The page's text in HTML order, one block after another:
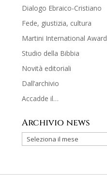
Dialogo Ebraico-Cristiano
Fede, giustizia, cultura
Martini International Award
Studio della Bibbia
Novità editoriali
Dall’archivio
Accadde il…
Archivio news